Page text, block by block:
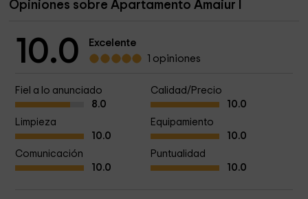
Opiniones sobre Apartamento Amaiur I
10.0
Excelente
1 opiniones
Fiel a lo anunciado
8.0
Calidad/Precio
10.0
Limpieza
10.0
Equipamiento
10.0
Comunicación
10.0
Puntualidad
10.0